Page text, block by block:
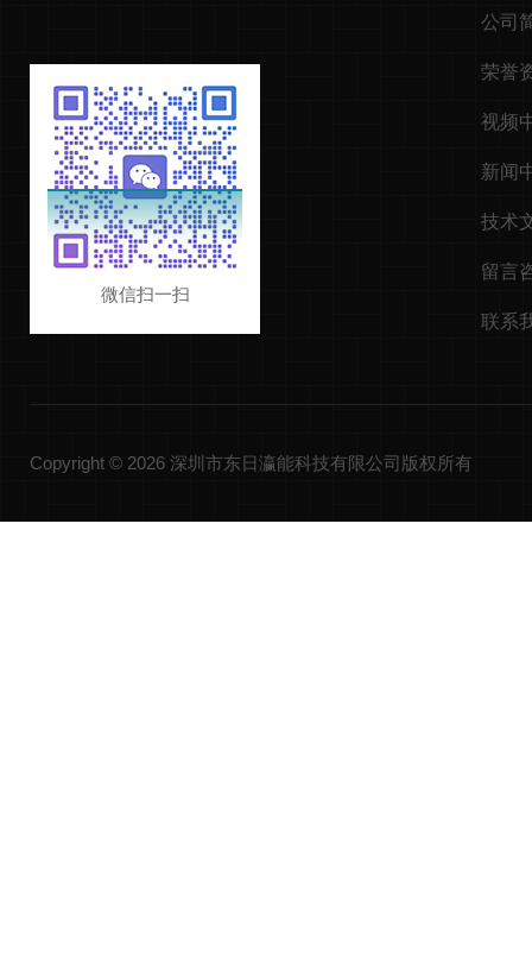
微信扫一扫
公司
荣誉
视频
新闻
技术
留言
联系
Copyright © 2026 深圳市东日瀛能科技有限公司版权所有